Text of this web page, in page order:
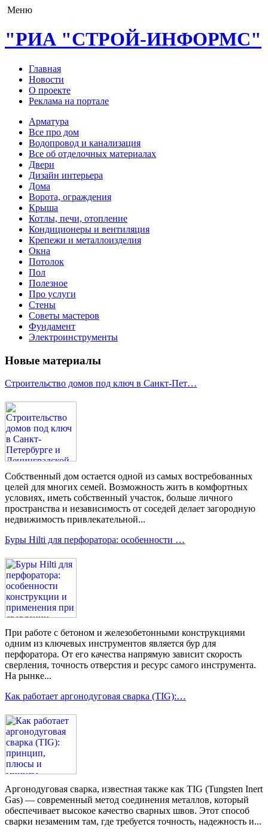
Меню
"РИА "СТРОЙ-ИНФОРМС"
Главная
Новости
О проекте
Реклама на портале
Арматура
Все про дом
Водопровод и канализация
Все об отделочных материалах
Двери
Дизайн интерьера
Дома
Ворота, ограждения
Крыша
Котлы, печи, отопление
Кондиционеры и вентиляция
Крепежи и металлоизделия
Окна
Потолок
Пол
Полезное
Про услуги
Стены
Советы мастеров
Фундамент
Электроинструменты
Новые материалы
Строительство домов под ключ в Санкт-Пет…
Собственный дом остается одной из самых востребованных
целей для многих семей. Возможность жить в комфортных
условиях, иметь собственный участок, больше личного
пространства и независимость от соседей делает загородную
недвижимость привлекательной...
Буры Hilti для перфоратора: особенности …
При работе с бетоном и железобетонными конструкциями
одним из ключевых инструментов является бур для
перфоратора. От его качества напрямую зависит скорость
сверления, точность отверстия и ресурс самого инструмента.
На рынке...
Как работает аргонодуговая сварка (TIG):…
Аргонодуговая сварка, известная также как TIG (Tungsten Inert
Gas) — современный метод соединения металлов, который
обеспечивает высокое качество сварных швов. Этот способ
сварки незаменим там, где требуется точность, надежность и...